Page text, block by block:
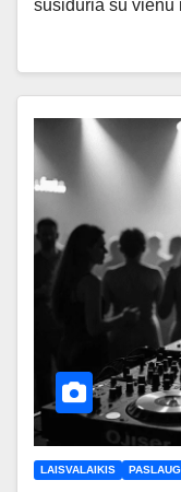
susiduria su
LAISVALAIKIS